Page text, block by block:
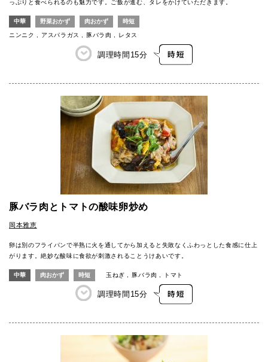
っぷりと食べられるのも魅力です。ご飯が進む、タレをかけていただきます。
中華 野菜おかず 肉おかず 時短
ニンニク アスパラガス 豚バラ肉 レタス
調理時間 15分
豚バラ肉とトマトの酸味卵炒め
岡本雅恵
卵は別のフライパンで半熟に火を通してから加えると失敗なくふわっとした食感に仕上
がります。絶妙な酸味に食欲が刺激されることうけあいです。
中華 肉おかず 時短 玉ねぎ 豚バラ肉 トマト
調理時間 15分